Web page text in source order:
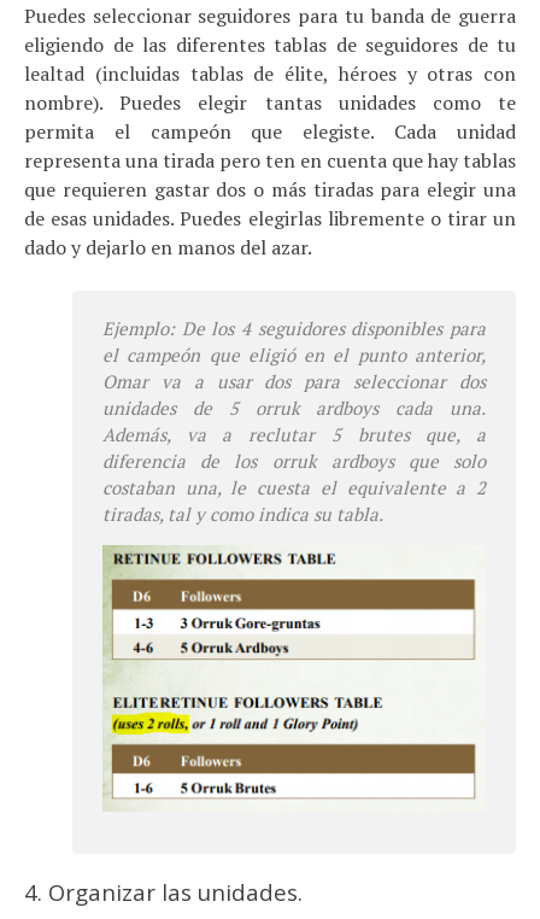
Puedes seleccionar seguidores para tu banda de guerra
eligiendo de las diferentes tablas de seguidores de tu
lealtad (incluidas tablas de élite, héroes y otras con
nombre). Puedes elegir tantas unidades como te
permita el campeón que elegiste. Cada unidad
representa una tirada pero ten en cuenta que hay tablas
que requieren gastar dos o más tiradas para elegir una
de esas unidades. Puedes elegirlas libremente o tirar un
dado y dejarlo en manos del azar.
Ejemplo: De los 4 seguidores disponibles para
el campeón que eligió en el punto anterior,
Omar va a usar dos para seleccionar dos
unidades de 5 orruk ardboyscada una.
Además, va a reclutar 5 brutesque, a
diferencia de los orruk ardboysque solo
costaban una, le cuesta el equivalente a 2
tiradas, tal y como indica su tabla.
4. Organizar las unidades.